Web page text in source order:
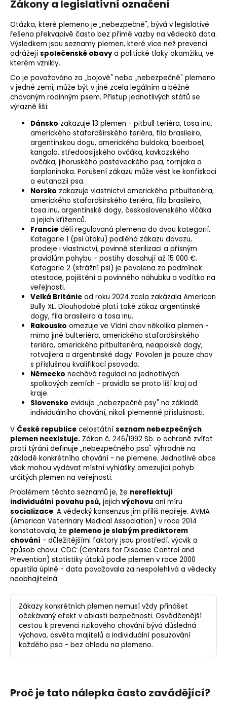
Zákony a legislativní označení
Otázka, které plemeno je „nebezpečné", bývá v legislativě
řešena překvapivě často bez přímé vazby na vědecká data.
Výsledkem jsou seznamy plemen, které více než prevenci
odrážejí společenské obavya politické tlaky okamžiku, ve
kterém vznikly.
Co je považováno za „bojové" nebo „nebezpečné" plemeno
v jedné zemi, může být v jiné zcela legálním a běžně
chovaným rodinným psem. Přístup jednotlivých států se
výrazně liší:
Dánsko zakazuje 13 plemen - pitbull teriéra, tosa inu,
amerického stafordšírského teriéra, fila brasileiro,
argentinskou dogu, amerického buldoka, boerboel,
kangala, středoasijského ovčáka, kavkazského
ovčáka, jihoruského pasteveckého psa, tornjaka a
šarplaninaka. Porušení zákazu může vést ke konfiskaci
a eutanazii psa.
Norsko zakazuje vlastnictví amerického pitbulteriéra,
amerického stafordšírského teriéra, fila brasileiro,
tosa inu, argentinské dogy, československého vlčáka
a jejich kříženců.
Francie dělí regulovaná plemena do dvou kategorií.
Kategorie 1 (psi útoku) podléhá zákazu dovozu,
prodeje i vlastnictví, povinné sterilizaci a přísným
pravidlům pohybu - postihy dosahují až 15 000 €.
Kategorie 2 (strážní psi) je povolena za podmínek
atestace, pojištění a povinného náhubku a vodítka na
veřejnosti.
Velká Británie od roku 2024 zcela zakázala American
Bully XL. Dlouhodobě platí také zákaz argentinské
dogy, fila brasileiro a tosa inu.
Rakousko omezuje ve Vídni chov několika plemen -
mimo jiné bulteriéra, amerického stafordšírského
teriéra, amerického pitbulteriéra, neapolské dogy,
rotvajlera a argentinské dogy. Povolen je pouze chov
s příslušnou kvalifikací psovoda.
Německo nechává regulaci na jednotlivých
spolkových zemích - pravidla se proto liší kraj od
kraje.
Slovensko eviduje „nebezpečné psy" na základě
individuálního chování, nikoli plemenné příslušnosti.
V České republice celostátní seznam nebezpečných
plemen neexistuje. Zákon č. 246/1992 Sb. o ochraně zvířat
proti týrání definuje „nebezpečného psa" výhradně na
základě konkrétního chování - ne plemene. Jednotlivé obce
však mohou vydávat místní vyhlášky omezující pohyb
určitých plemen na veřejnosti.
Problémem těchto seznamů je, že nereflektují
individuální povahu psů, jejich výchovu ani míru
socializace. A vědecký konsenzus jim příliš nepřeje. AVMA
(American Veterinary Medical Association) v roce 2014
konstatovala, že plemeno je slabým prediktorem
chování - důležitějšími faktory jsou prostředí, výcvik a
způsob chovu. CDC (Centers for Disease Control and
Prevention) statistiky útoků podle plemen v roce 2000
opustila úplně - data považovala za nespolehlivá a vědecky
neobhajitelná.
Zákazy konkrétních plemen nemusí vždy přinášet
očekávaný efekt v oblasti bezpečnosti. Osvědčenější
cestou k prevenci rizikového chování bývá důsledná
výchova, osvěta majitelů a individuální posuzování
každého psa - bez ohledu na plemeno.
Proč je tato nálepka často zavádějící?